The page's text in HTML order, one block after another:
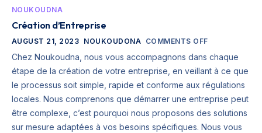
NOUKOUDNA
Création d’Entreprise
AUGUST 21, 2023 NOUKOUDONA COMMENTS OFF
Chez Noukoudna, nous vous accompagnons dans chaque
étape de la création de votre entreprise, en veillant à ce que
le processus soit simple, rapide et conforme aux régulations
locales. Nous comprenons que démarrer une entreprise peut
être complexe, c’est pourquoi nous proposons des solutions
sur mesure adaptées à vos besoins spécifiques. Nous vous